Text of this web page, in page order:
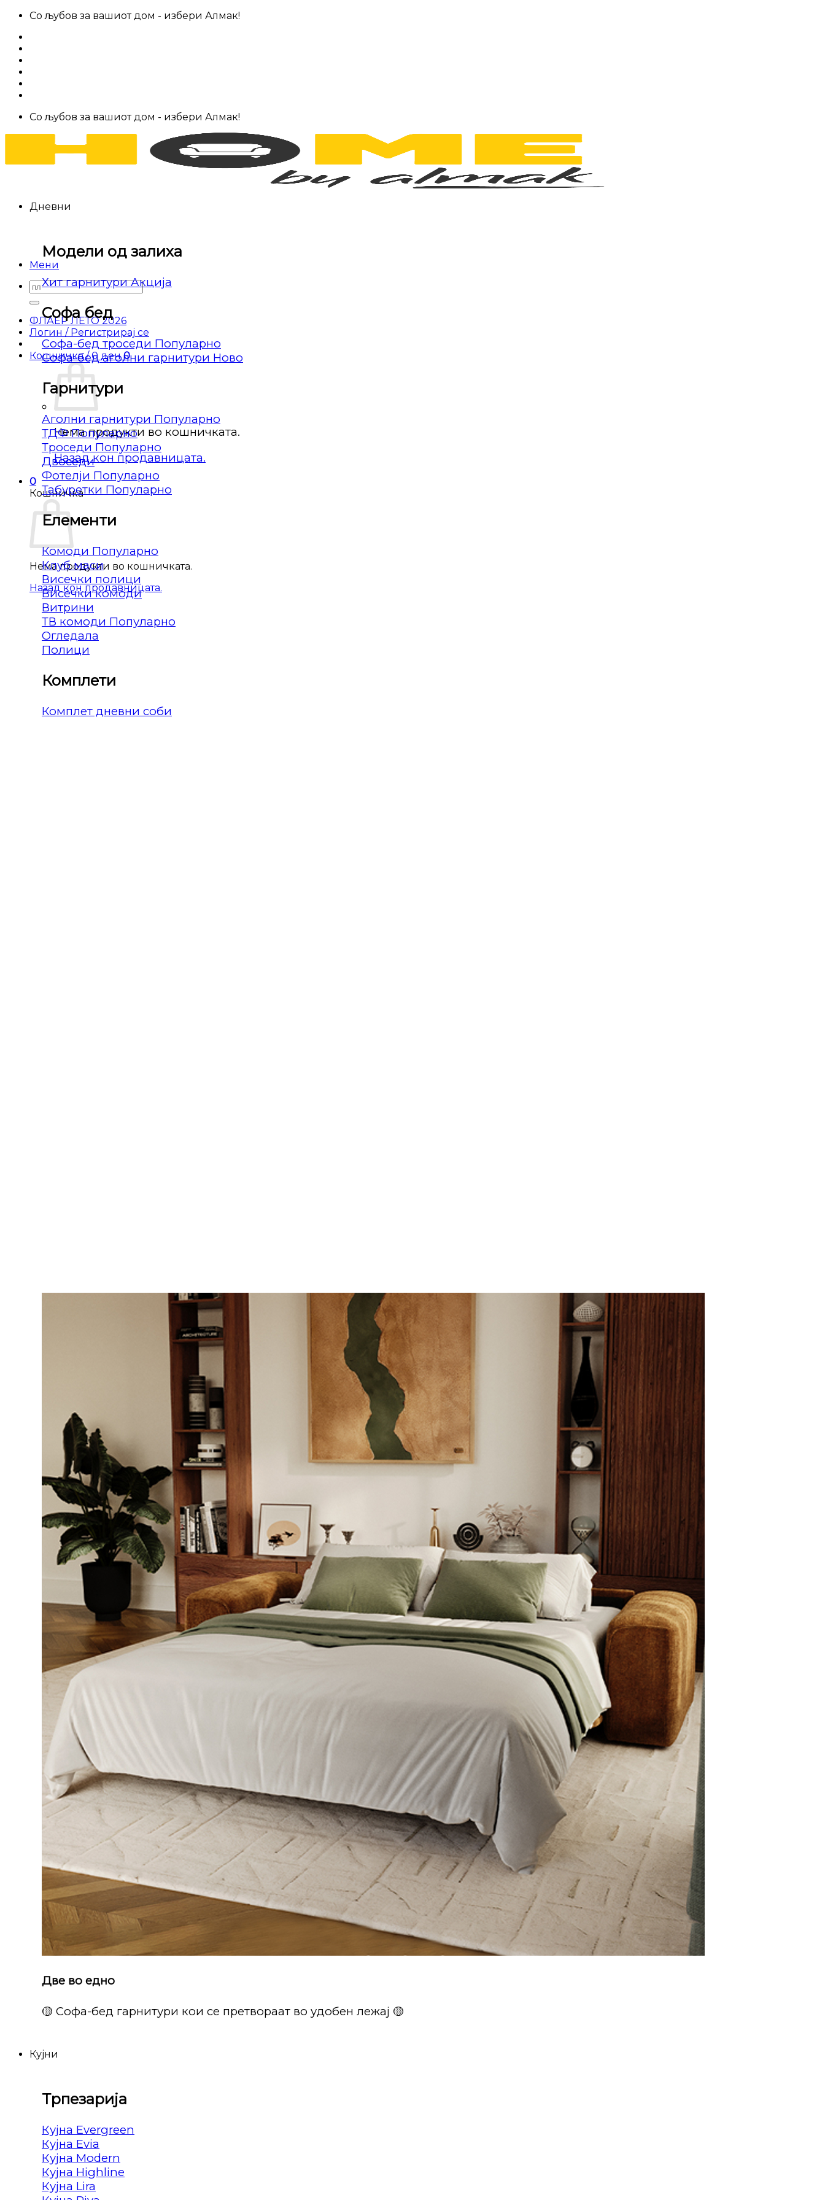
Skip
content
Со љубов за вашиот дом - избери Алмак!
Со љубов за вашиот дом - избери Алмак!
Мени
Барај
за:
ФЛАЕР ЛЕТО 2026
Логин / Регистрирај се
Кошничка /0 ден 0
Нема продукти во кошничката.
Назад кон продавницата.
0
Кошничка
Нема продукти во кошничката.
Назад кон продавницата.
Дневни
Модели од залиха
Хит гарнитури
Софа бед
Софа-бед троседи
Софа-бед аголни гарнитури
Гарнитури
Аголни гарнитури
ТДФ
Троседи
Двоседи
Фотелји
Табуретки
Елементи
Комоди
Клуб маси
Висечки полици
Висечки комоди
Витрини
ТВ комоди
Огледала
Полици
Комплети
Комплет дневни соби
Две во едно
🟡 Софа-бед гарнитури кои се претвораат во удобен лежај 🟡
Кујни
Трпезарија
Кујна Evergreen
Кујна Evia
Кујна Modern
Кујна Highline
Кујна Lira